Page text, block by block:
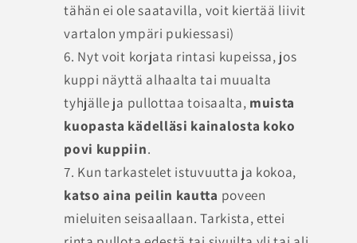
tähän ei ole saatavilla, voit kiertää liivit
vartalon ympäri pukiessasi)
Nyt voit korjata rintasi kupeissa, jos
kuppi näyttä alhaalta tai muualta
tyhjälle ja pullottaa toisaalta, muista
kuopasta kädelläsi kainalosta koko
povi kuppiin.
Kun tarkastelet istuvuutta ja kokoa,
katso aina peilin kautta poveen
mieluiten seisaallaan. Tarkista, ettei